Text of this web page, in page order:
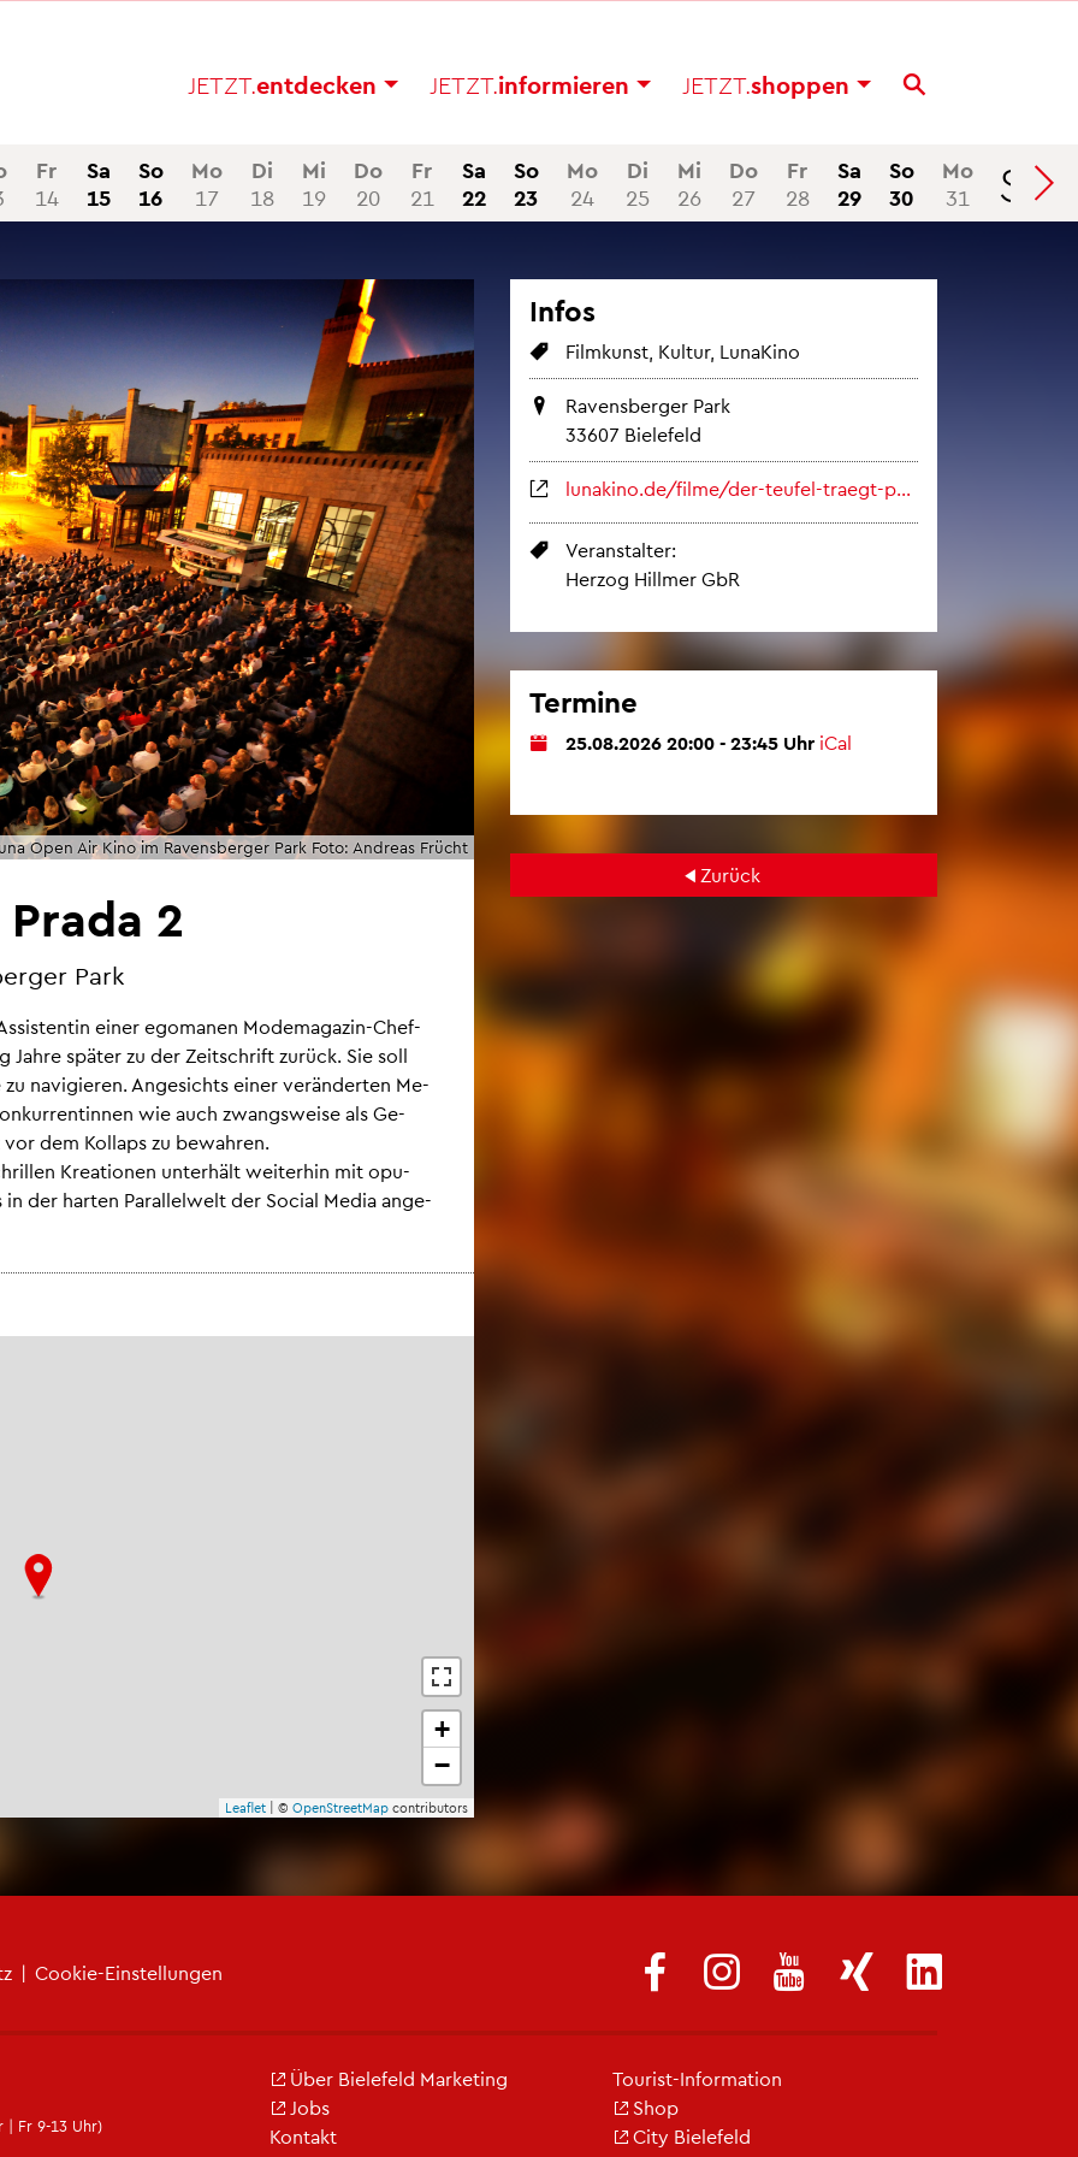
JETZT.ent­de­cken JETZT.in­for­mie­ren JETZT.shop­pen
Fr
14
Sa
15
So
16
Mo
17
Di
18
Mi
19
Do
20
Fr
21
Sa
22
So
23
Mo
24
Di
25
Mi
26
Do
27
Fr
28
Sa
29
So
30
Mo
31
Open Air Kino im Ra­vens­ber­ger Park Foto: An­dre­as Frücht
2
Park
einer ego­ma­nen Mo­de­ma­ga­zin-Chef­
spä­ter zu der Zeit­schrift zu­rück. Sie soll
na­vi­gie­ren. An­ge­sichts einer ver­än­der­ten Me­
wie auch zwangs­wei­se als Ge­
dem Kol­laps zu be­wah­ren.
Krea­tio­nen un­ter­hält wei­ter­hin mit opu­
der har­ten Par­al­lel­welt der So­ci­al Media an­ge­
+
−
Leaf­let| © Open­Street­Mapcon­tri­bu­tors
Infos
Film­kunst, Kul­tur, Luna­Ki­no
Ra­vens­ber­ger Park
33607 Bie­le­feld
luna­ki­no.de/filme/der-teu­fel-traegt-prada-2-2/
Ver­an­stal­ter:
Her­zog Hill­mer GbR
Ter­mi­ne
25.08.2026 20:00 - 23:45 Uhr iCal
Zu­rück
| Coo­kie-Ein­stel­lun­gen
| Fr 9-13 Uhr)
Über Bie­le­feld Mar­ke­ting
Jobs
Kon­takt
Tou­rist-In­for­ma­ti­on
Shop
City Bie­le­feld